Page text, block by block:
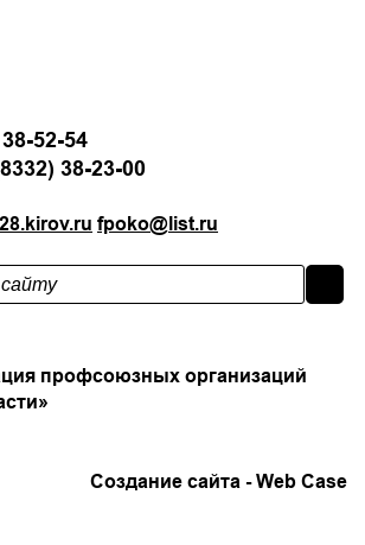
52-54
38-23-00
fpoko@list.ru
профсоюзных организаций
Создание сайта -Web Case